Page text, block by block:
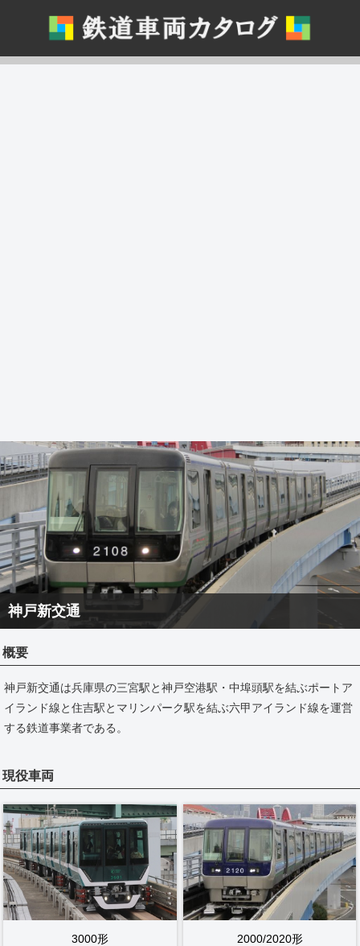
神戸新交通
概要
神戸新交通は兵庫県の三宮駅と神戸空港駅・中埠頭駅を結ぶポートア
イランド線と住吉駅とマリンパーク駅を結ぶ六甲アイランド線を運営
する鉄道事業者である。
現役車両
3000形 2000/2020形